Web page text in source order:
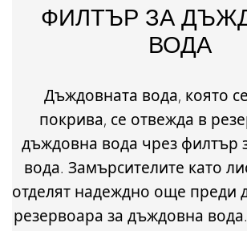
ФИЛТЪР ЗА
ВОДА
Дъждовната вода, която
покрива, се отвежда в
дъждовна вода чрез филтър
вода. Замърсителите като
отделят надеждно още преди
резервоара за дъждовна